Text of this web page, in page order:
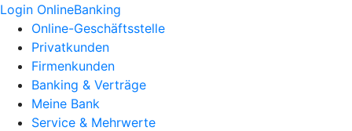
Login OnlineBanking
Online-Geschäftsstelle
Privatkunden
Firmenkunden
Banking & Verträge
Meine Bank
Service & Mehrwerte